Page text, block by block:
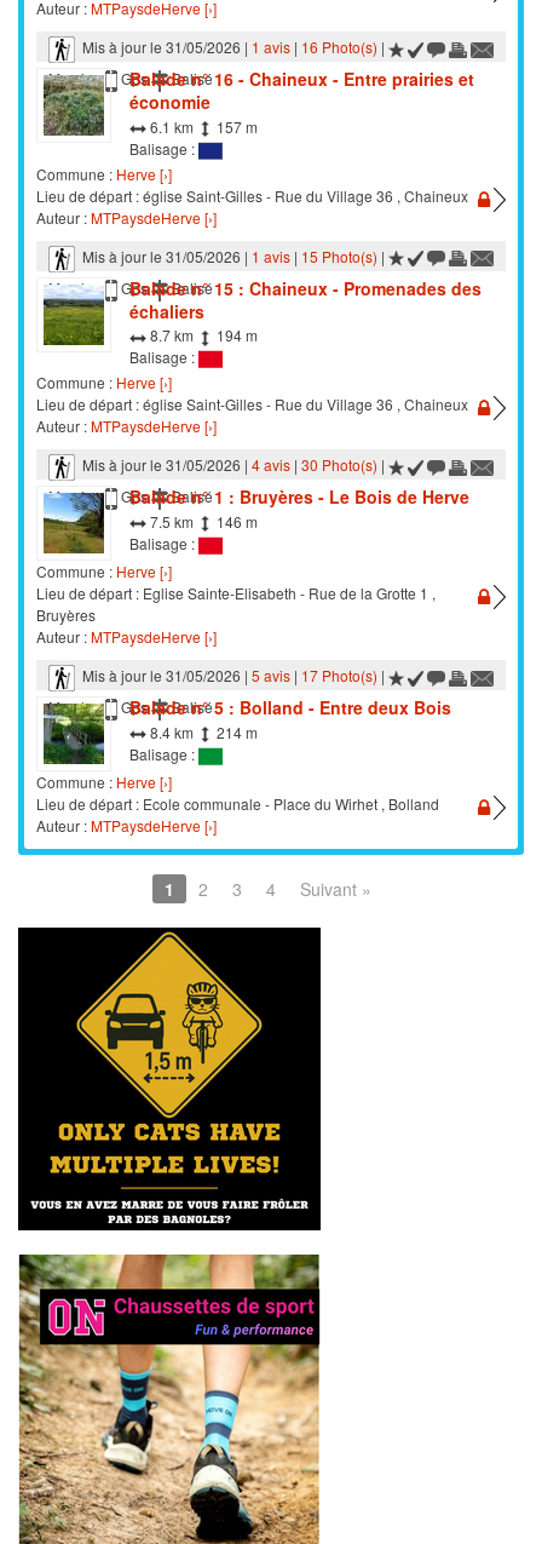
Auteur :MTPaysdeHerve [›]
Mis à jour le 31/05/2026 | 1 avis| 16 Photo(s) |
Marche
Gps Balisé
Balade n° 16 - Chaineux - Entre prairies et
économie
6.1 km
157 m
Balisage :
Commune : Herve [›]
Lieu de départ : église Saint-Gilles - Rue du Village 36 , Chaineux
Auteur :MTPaysdeHerve [›]
Mis à jour le 31/05/2026 | 1 avis| 15 Photo(s) |
Marche
Gps Balisé
Balade n° 15 : Chaineux - Promenades des
échaliers
8.7 km
194 m
Balisage :
Commune : Herve [›]
Lieu de départ : église Saint-Gilles - Rue du Village 36 , Chaineux
Auteur :MTPaysdeHerve [›]
Mis à jour le 31/05/2026 | 4 avis| 30 Photo(s) |
Marche
Gps Balisé
Balade n° 1 : Bruyères - Le Bois de Herve
7.5 km
146 m
Balisage :
Commune : Herve [›]
Lieu de départ : Eglise Sainte-Elisabeth - Rue de la Grotte 1 ,
Bruyères
Auteur :MTPaysdeHerve [›]
Mis à jour le 31/05/2026 | 5 avis| 17 Photo(s) |
Marche
Gps Balisé
Balade n° 5 : Bolland - Entre deux Bois
8.4 km
214 m
Balisage :
Commune : Herve [›]
Lieu de départ : Ecole communale - Place du Wirhet , Bolland
Auteur :MTPaysdeHerve [›]
1 2 3 4 Suivant »